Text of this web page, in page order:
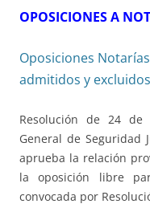
OPOSICIONES A
Oposiciones
admitidos y excluidos
Resolución de 24
General de Seguridad
aprueba la relación
la oposición libre
convocada por